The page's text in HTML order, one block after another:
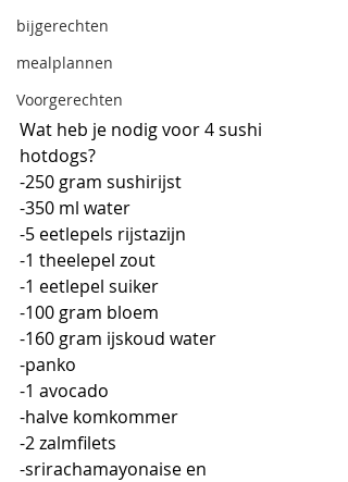
bijgerechten
mealplannen
Voorgerechten
Wat heb je nodig voor 4 sushi
hotdogs?
-250 gram sushirijst
-350 ml water
-5 eetlepels rijstazijn
-1 theelepel zout
-1 eetlepel suiker
-100 gram bloem
-160 gram ijskoud water
-panko
-1 avocado
-halve komkommer
-2 zalmfilets
-srirachamayonaise en